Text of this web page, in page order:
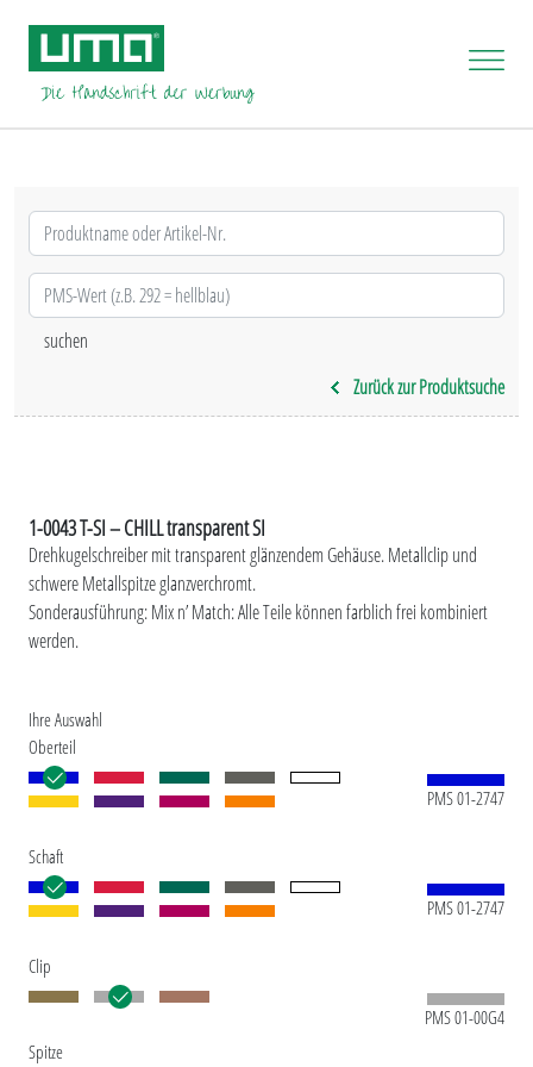
Zurück zur Produktsuche
1-0043 T-SI – CHILL transparent SI
Drehkugelschreiber mit transparent glänzendem Gehäuse. Metallclip und
schwere Metallspitze glanzverchromt.
Sonderausführung: Mix n’ Match: Alle Teile können farblich frei kombiniert
werden.
Ihre Auswahl
Oberteil
PMS 01-2747
Schaft
PMS 01-2747
Clip
PMS 01-00G4
Spitze